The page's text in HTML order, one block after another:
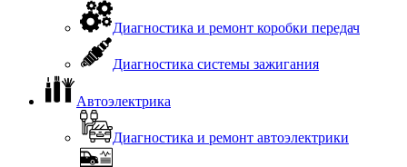
Диагностика и ремонт коробки передач
Диагностика системы зажигания
Автоэлектрика
Диагностика и ремонт автоэлектрики